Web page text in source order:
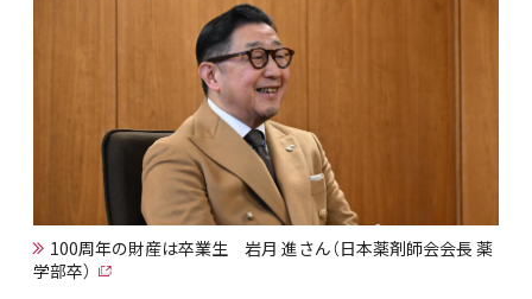
100周年の財産は卒業生 岩月 進さん（日本薬剤師会会長 薬
学部卒）